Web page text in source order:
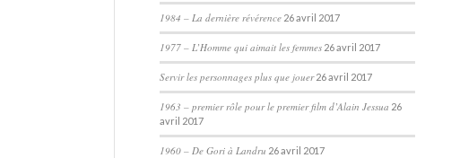
1984 – La dernière révérence 26 avril 2017
1977 – L’Homme qui aimait les femmes 26 avril 2017
Servir les personnages plus que jouer 26 avril 2017
1963 – premier rôle pour le premier film d’Alain Jessua 26
avril 2017
1960 – De Gori à Landru 26 avril 2017